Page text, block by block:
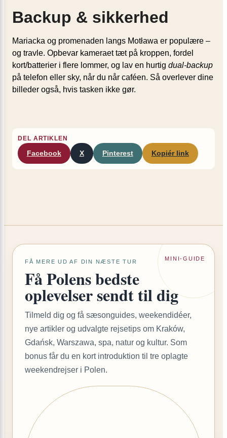
Backup & sikkerhed
Mariacka og promenaden langs Motława er populære –
og travle. Opbevar kameraet tæt på kroppen, fordel
kort/batterier i flere lommer, og lav en hurtig dual-backup
på telefon eller sky, når du når caféen. Så overlever dine
billeder også, hvis tasken ikke gør.
DEL ARTIKLEN
Facebook X Pinterest Kopiér link
MINI-GUIDE
FÅ MERE UD AF DIN NÆSTE TUR
Få Polens bedste
oplevelser sendt til dig
Tilmeld dig og få sæsonguides, weekendidéer,
nye artikler og udvalgte rejsetips om Kraków,
Gdańsk, Warszawa, spa, natur og kultur. Som
bonus får du en kort introduktion til tre oplagte
weekendrejser i Polen.